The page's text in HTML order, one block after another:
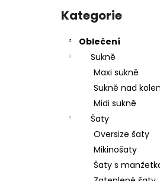
Přeskočit
kategorie
Kategorie
Oblečení
Sukně
Maxi sukně
Sukně nad
Midi sukně
Šaty
Oversize šaty
Mikinošaty
Šaty s
ZAVINOVACÍ MIDI